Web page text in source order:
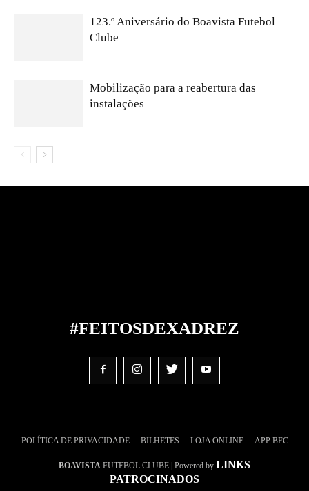
123.º Aniversário do Boavista Futebol
Clube
Mobilização para a reabertura das
instalações
#FEITOSDEXADREZ
POLÍTICA DE PRIVACIDADE BILHETES LOJA ONLINE APP BFC
BOAVISTA FUTEBOL CLUBE | Powered by LINKS
PATROCINADOS